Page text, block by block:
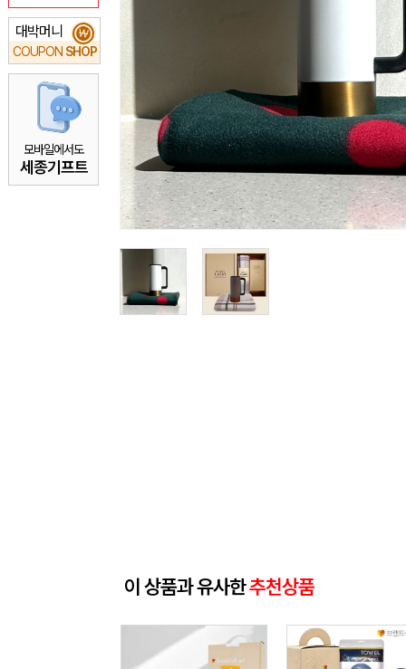
대박머니
COUPON SHOP
₩
모바일에서도
세종기프트
이 상품과 유사한추천상품